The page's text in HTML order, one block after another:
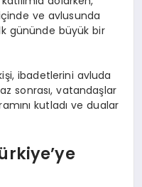
ve avlusunda
gününde büyük bir
ibadetlerini avluda
sonrası, vatandaşlar
kutladı ve dualar